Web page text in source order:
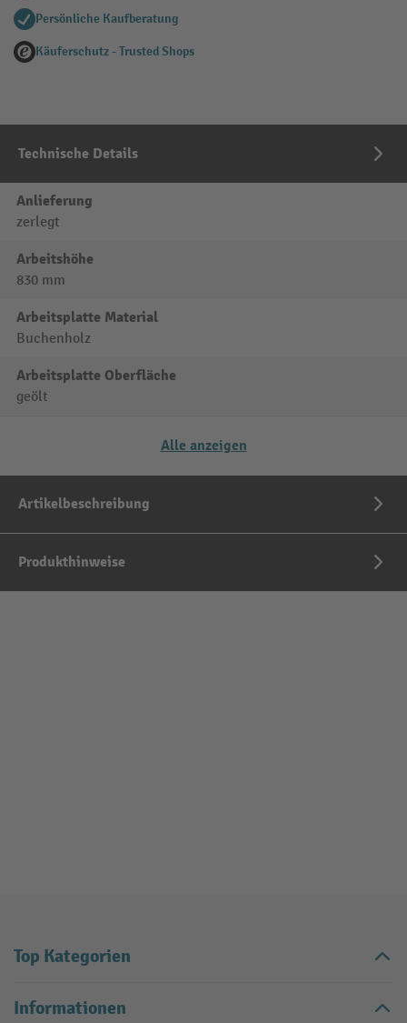
Persönliche Kaufberatung
Käuferschutz - Trusted Shops
Technische Details
Anlieferung
zerlegt
Arbeitshöhe
830 mm
Arbeitsplatte Material
Buchenholz
Arbeitsplatte Oberfläche
geölt
Alle anzeigen
Artikelbeschreibung
Produkthinweise
Top Kategorien
Informationen